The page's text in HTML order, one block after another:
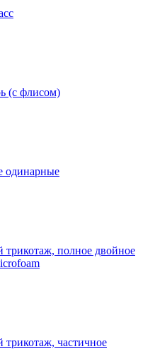
(с флисом)
одинарные
трикотаж, полное двойное
частичное